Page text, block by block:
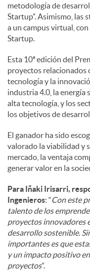
metodología de
Startup”. Asimismo, las
a un campus virtual,
Startup.
Esta 10ª edición del
proyectos relacionados
tecnología y la
industria 4.0, la energía
alta tecnología, y los
los objetivos de
El ganador ha sido
valorado la viabilidad y
mercado, la ventaja
generar valor en la
Para Iñaki Irisarri,
Ingenieros: “Con este
talento de los
proyectos innovadores
desarrollo sostenible.
importantes es que
y un impacto positivo
proyectos”.